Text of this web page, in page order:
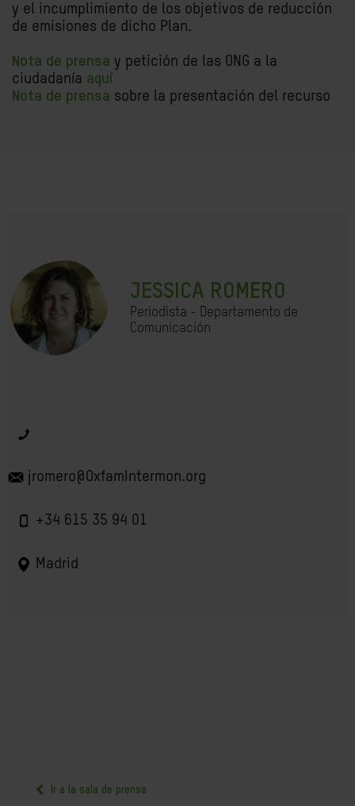
y el incumplimiento de los objetivos de reducción
de emisiones de dicho Plan.
Nota de prensa y petición de las ONG a la
ciudadanía aquí
Nota de prensa sobre la presentación del recurso
JESSICA ROMERO
Periodista - Departamento de
Comunicación
jromero@OxfamIntermon.org
+34 615 35 94 01
Madrid
Ir a la sala de prensa